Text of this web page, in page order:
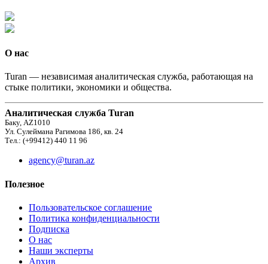
О нас
Turan — независимая аналитическая служба, работающая на
стыке политики, экономики и общества.
Аналитическая служба Turan
Баку, AZ1010
Ул. Сулеймана Рагимова 186, кв. 24
Тел.: (+99412) 440 11 96
agency@turan.az
Полезное
Пользовательское соглашение
Политика конфиденциальности
Подписка
О нас
Наши эксперты
Архив